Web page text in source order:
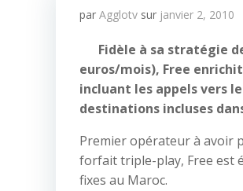
par Agglotv sur janvier 2, 2010
Fidèle à sa stratégie
euros/mois), Free
incluant les appels vers
destinations incluses
Premier opérateur à avoir
forfait triple-play, Free est
fixes au Maroc.